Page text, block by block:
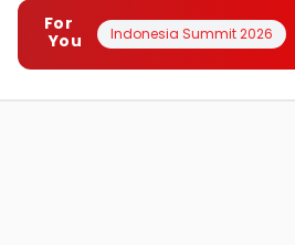
For
You
Indonesia Summit 2026